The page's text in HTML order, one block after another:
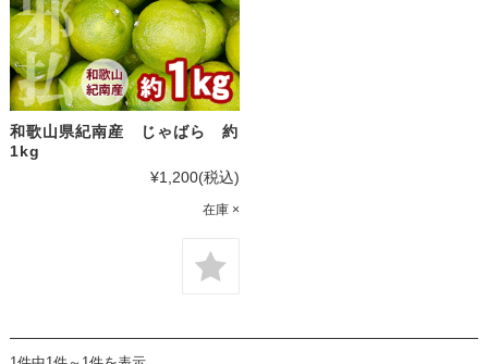
和歌山県紀南産 じゃばら 約
1kg
¥1,200(税込)
在庫 ×